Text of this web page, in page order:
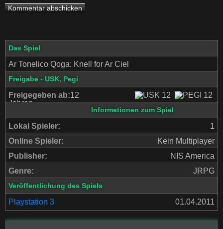
Das Spiel
Ar Tonelico Qoga: Knell for Ar Ciel
Freigabe - USK, Pegi
Freigegeben ab:12
Jahren
Informationen zum Spiel
Lokal Spieler:
1
Online Spieler:
Kein Multiplayer
Publisher:
NIS America
Genre:
JRPG
Veröffentlichung des Spiels
Playstation 3 01.04.2011